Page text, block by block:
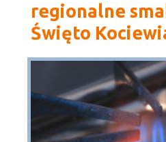
regionalne
Święto